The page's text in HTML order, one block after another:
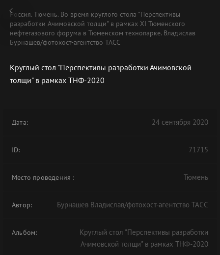
Россия. Тюмень. Во время круглого стола "Перспективы
разработки Ачимовской толщи" в рамках XI Тюменского
нефтегазового форума в Тюменском технопарке. Владислав
Бурнашев/фотохост-агентство ТАСС
Круглый стол "Перспективы разработки Ачимовской
толщи" в рамках ТНФ-2020
Дата: 24 сентября 2020
ID: 71715
Место проведения : Тюмень
Автор: Бурнашев Владислав/фотохост-агентство ТАСС
Альбом:
Круглый стол "Перспективы разработки
Ачимовской толщи" в рамках ТНФ-2020